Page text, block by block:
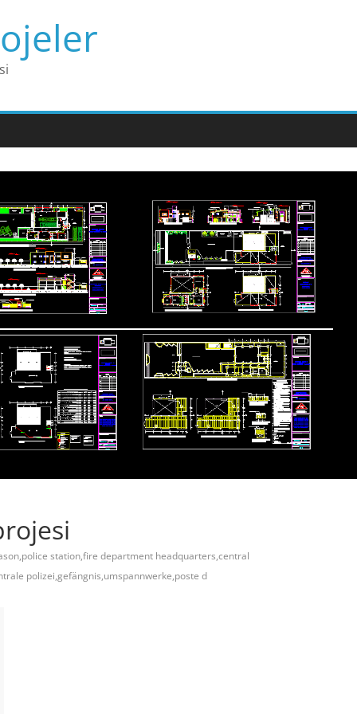
station,fire department headquarters,central
polizei,gefängnis,umspannwerke,poste d